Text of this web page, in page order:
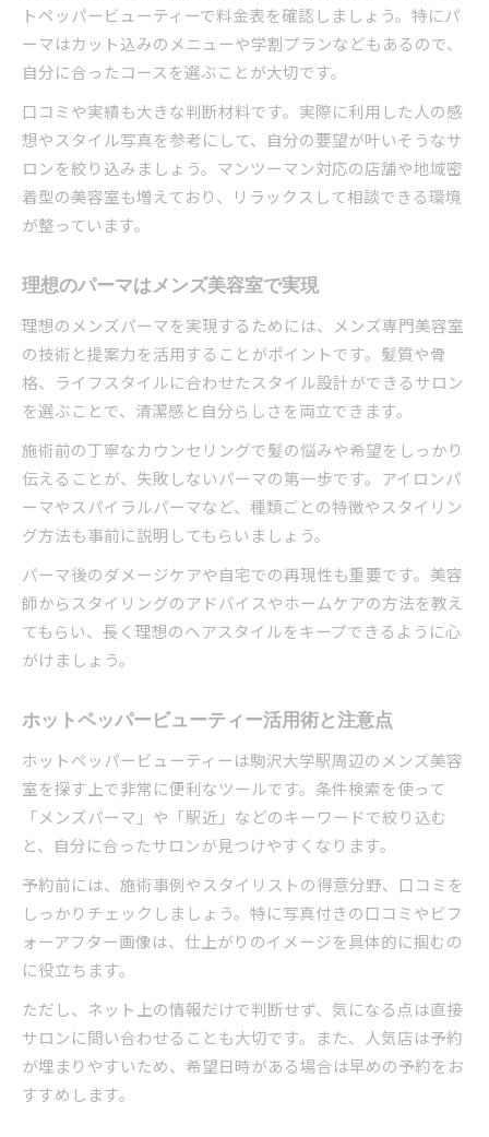
メンズ美容室で長持ちパーマを叶える方法
扱いやすいパーマのスタイリング術紹介
駒沢大学 美容院 メンズのパーマ実例解説
メンズ美容室でのアフターケアポイント
パーマを長持ちさせる日常のケア習慣
トペッパービューティーで料金表を確認しましょう。特にパ
ーマはカット込みのメニューや学割プランなどもあるので、
自分に合ったコースを選ぶことが大切です。
口コミや実績も大きな判断材料です。実際に利用した人の感
想やスタイル写真を参考にして、自分の要望が叶いそうなサ
ロンを絞り込みましょう。マンツーマン対応の店舗や地域密
着型の美容室も増えており、リラックスして相談できる環境
が整っています。
理想のパーマはメンズ美容室で実現
理想のメンズパーマを実現するためには、メンズ専門美容室
の技術と提案力を活用することがポイントです。髪質や骨
格、ライフスタイルに合わせたスタイル設計ができるサロン
を選ぶことで、清潔感と自分らしさを両立できます。
施術前の丁寧なカウンセリングで髪の悩みや希望をしっかり
伝えることが、失敗しないパーマの第一歩です。アイロンパ
ーマやスパイラルパーマなど、種類ごとの特徴やスタイリン
グ方法も事前に説明してもらいましょう。
パーマ後のダメージケアや自宅での再現性も重要です。美容
師からスタイリングのアドバイスやホームケアの方法を教え
てもらい、長く理想のヘアスタイルをキープできるように心
がけましょう。
ホットペッパービューティー活用術と注意点
ホットペッパービューティーは駒沢大学駅周辺のメンズ美容
室を探す上で非常に便利なツールです。条件検索を使って
「メンズパーマ」や「駅近」などのキーワードで絞り込む
と、自分に合ったサロンが見つけやすくなります。
予約前には、施術事例やスタイリストの得意分野、口コミを
しっかりチェックしましょう。特に写真付きの口コミやビフ
ォーアフター画像は、仕上がりのイメージを具体的に掴むの
に役立ちます。
ただし、ネット上の情報だけで判断せず、気になる点は直接
サロンに問い合わせることも大切です。また、人気店は予約
が埋まりやすいため、希望日時がある場合は早めの予約をお
すすめします。